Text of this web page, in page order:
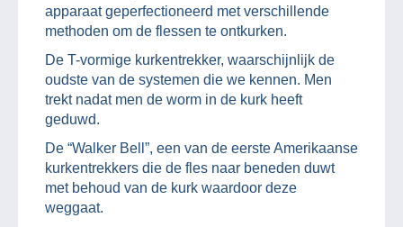
apparaat geperfectioneerd met verschillende
methoden om de flessen te ontkurken.
De T-vormige kurkentrekker, waarschijnlijk de
oudste van de systemen die we kennen. Men
trekt nadat men de worm in de kurk heeft
geduwd.
De “Walker Bell”, een van de eerste Amerikaanse
kurkentrekkers die de fles naar beneden duwt
met behoud van de kurk waardoor deze
weggaat.